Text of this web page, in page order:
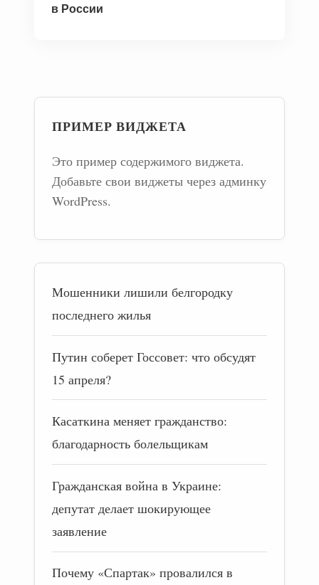
в России
ПРИМЕР ВИДЖЕТА
Это пример содержимого виджета.
Добавьте свои виджеты через админку
WordPress.
Мошенники лишили белгородку
последнего жилья
Путин соберет Госсовет: что обсудят
15 апреля?
Касаткина меняет гражданство:
благодарность болельщикам
Гражданская война в Украине:
депутат делает шокирующее
заявление
Почему «Спартак» провалился в